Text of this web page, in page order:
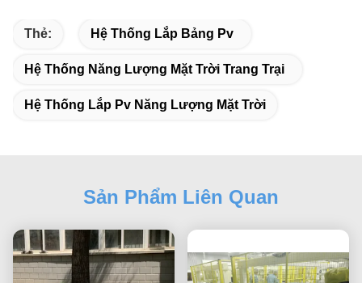
Thẻ: Hệ Thống Lắp Bảng Pv
Hệ Thống Năng Lượng Mặt Trời Trang Trại
Hệ Thống Lắp Pv Năng Lượng Mặt Trời
Sản Phẩm Liên Quan